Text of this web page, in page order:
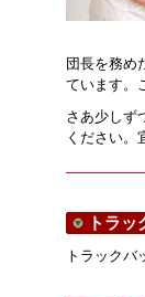
団長を務め
ています。
さあ少しず
ください。
トラッ
トラック